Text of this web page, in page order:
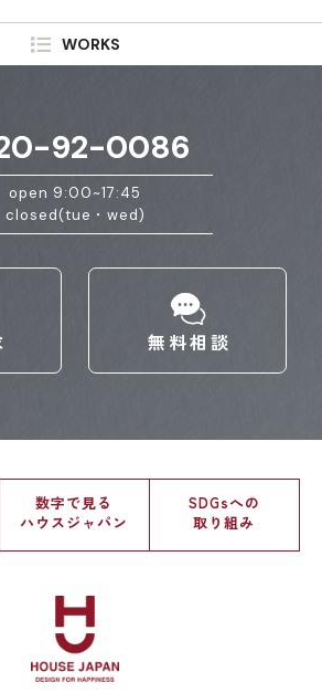
WORKS
92-0086
open 9:00~17:45
closed(tue・wed)
無料相談
数字で見る
ハウスジャパン
SDGsへの
取り組み